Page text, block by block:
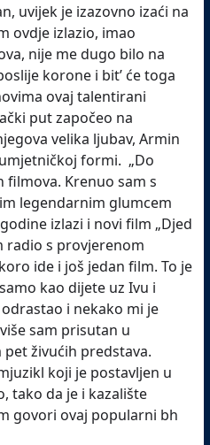
uvijek je izazovno izaći na
ovdje izlazio, imao
nije me dugo bilo na
korone i bit’ će toga
ovaj talentirani
put započeo na
velika ljubav, Armin
formi. „Do
filmova. Krenuo sam s
legendarnim glumcem
izlazi i novi film „Djed
radio s provjerenom
ide i još jedan film. To je
kao dijete uz Ivu i
i nekako mi je
sam prisutan u
živućih predstava.
koji je postavljen u
tako da je i kazalište
govori ovaj popularni bh